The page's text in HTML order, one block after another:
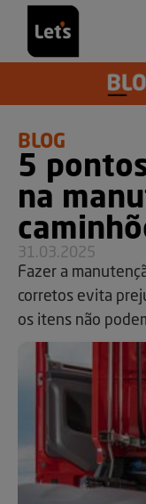
BLOG
5
na
31.03.2025
Fazer a
corretos evita
os itens não